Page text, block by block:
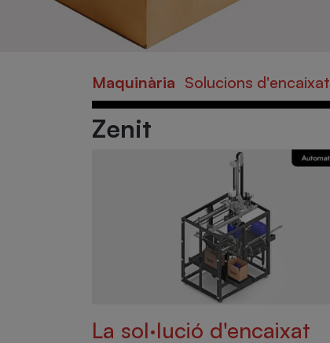
Maquinària Solucions d'encaixat
Zenit
La sol·lució d'encaixat